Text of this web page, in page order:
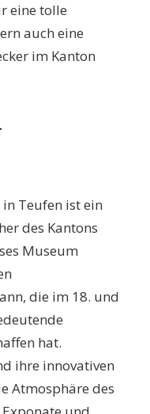
eine tolle
auch eine
im Kanton
Teufen ist ein
des Kantons
Museum
die im 18. und
hat.
ihre innovativen
Atmosphäre des